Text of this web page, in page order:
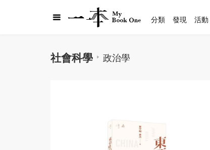
社會科學 政治學
分類 發現 活動